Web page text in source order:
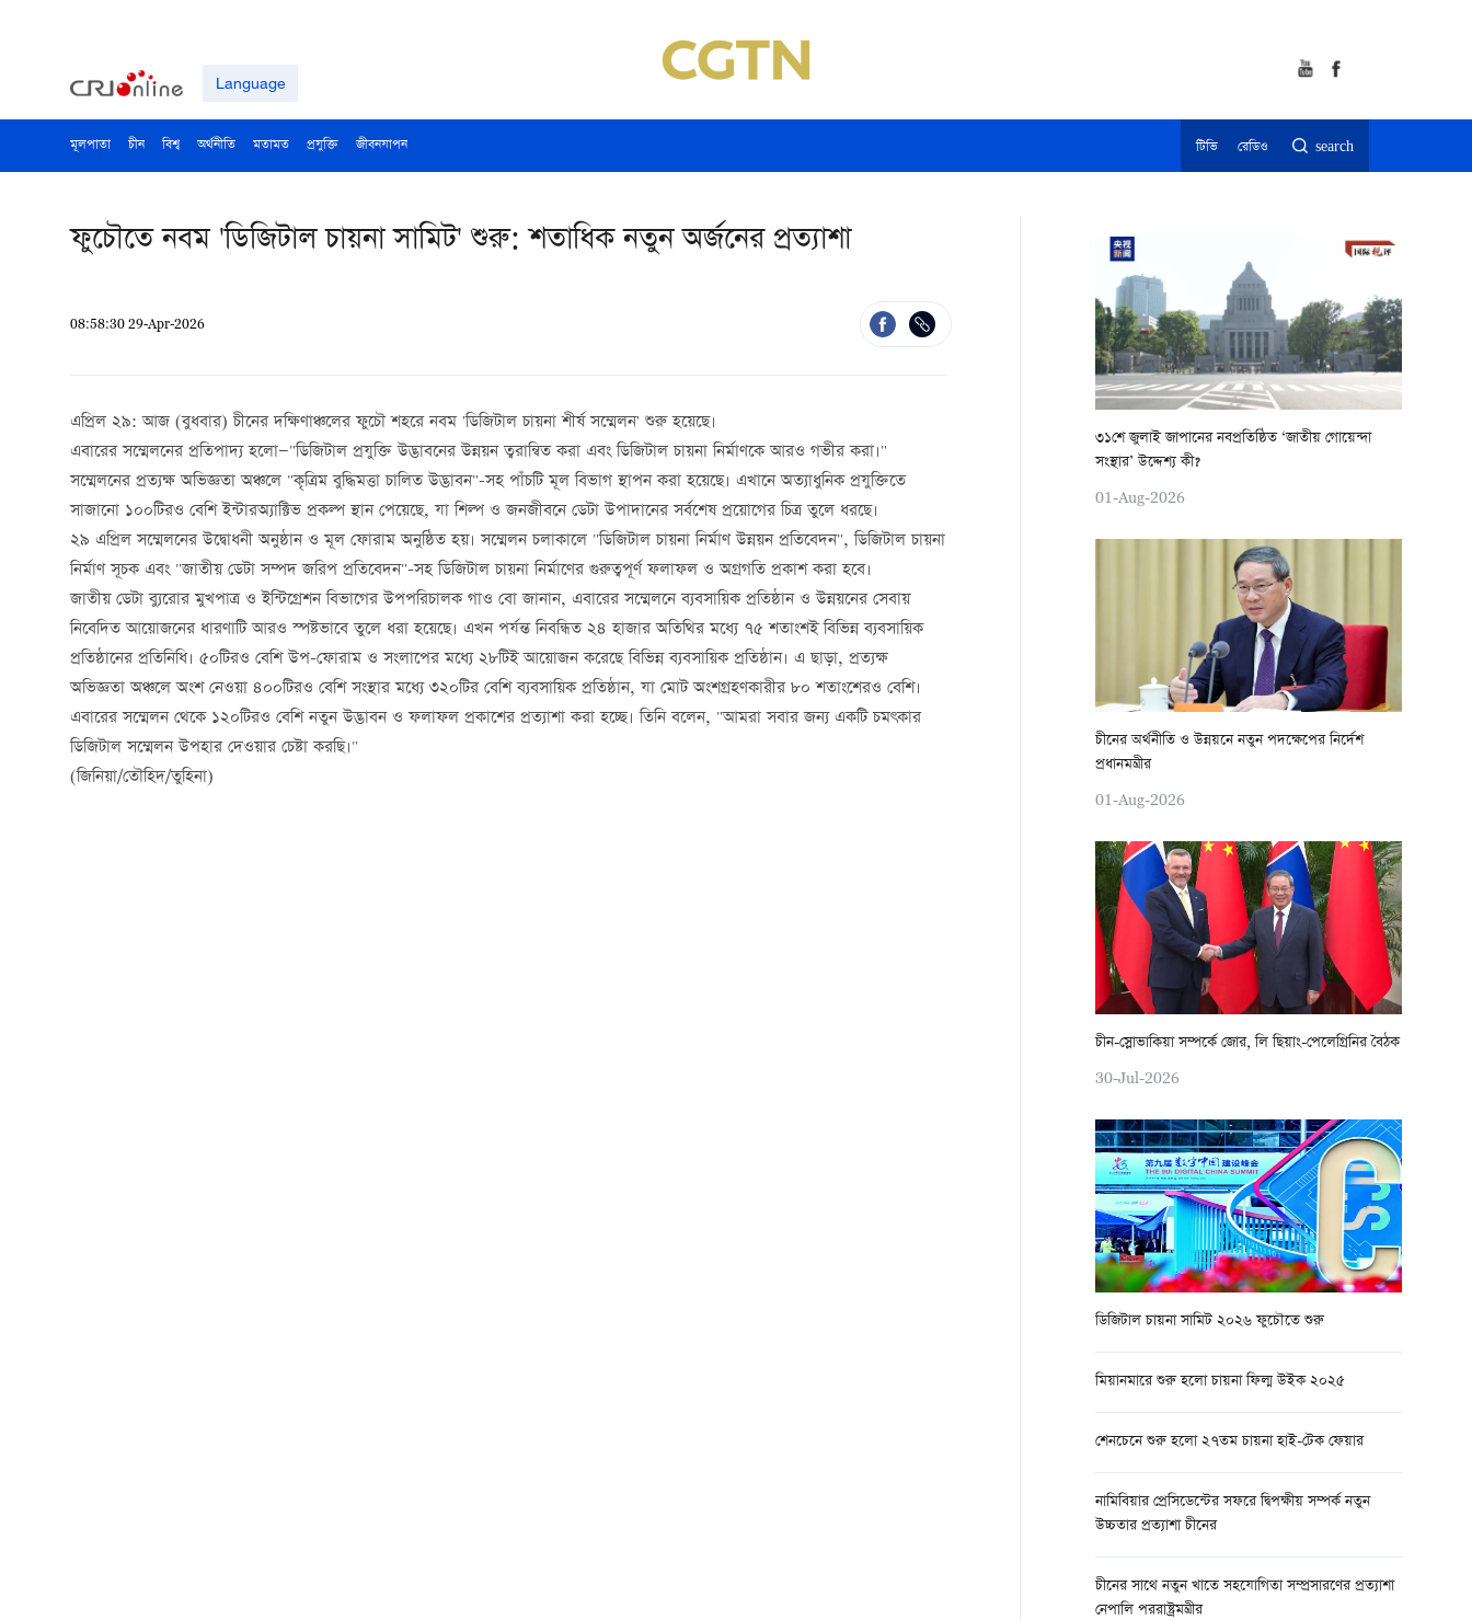
Language
মূলপাতা চীন বিশ্ব অর্থনীতি মতামত প্রযুক্তি জীবনযাপন টিভি রেডিও search
ফুচৌতে নবম 'ডিজিটাল চায়না সামিট' শুরু: শতাধিক নতুন অর্জনের প্রত্যাশা
08:58:30 29-Apr-2026
এপ্রিল ২৯: আজ (বুধবার) চীনের দক্ষিণাঞ্চলের ফুচৌ শহরে নবম 'ডিজিটাল চায়না শীর্ষ সম্মেলন' শুরু হয়েছে।
এবারের সম্মেলনের প্রতিপাদ্য হলো—"ডিজিটাল প্রযুক্তি উদ্ভাবনের উন্নয়ন ত্বরান্বিত করা এবং ডিজিটাল চায়না নির্মাণকে আরও গভীর করা।"
সম্মেলনের প্রত্যক্ষ অভিজ্ঞতা অঞ্চলে "কৃত্রিম বুদ্ধিমত্তা চালিত উদ্ভাবন"-সহ পাঁচটি মূল বিভাগ স্থাপন করা হয়েছে। এখানে অত্যাধুনিক প্রযুক্তিতে
সাজানো ১০০টিরও বেশি ইন্টারঅ্যাক্টিভ প্রকল্প স্থান পেয়েছে, যা শিল্প ও জনজীবনে ডেটা উপাদানের সর্বশেষ প্রয়োগের চিত্র তুলে ধরছে।
২৯ এপ্রিল সম্মেলনের উদ্বোধনী অনুষ্ঠান ও মূল ফোরাম অনুষ্ঠিত হয়। সম্মেলন চলাকালে "ডিজিটাল চায়না নির্মাণ উন্নয়ন প্রতিবেদন", ডিজিটাল চায়না
নির্মাণ সূচক এবং "জাতীয় ডেটা সম্পদ জরিপ প্রতিবেদন"-সহ ডিজিটাল চায়না নির্মাণের গুরুত্বপূর্ণ ফলাফল ও অগ্রগতি প্রকাশ করা হবে।
জাতীয় ডেটা ব্যুরোর মুখপাত্র ও ইন্টিগ্রেশন বিভাগের উপপরিচালক গাও বো জানান, এবারের সম্মেলনে ব্যবসায়িক প্রতিষ্ঠান ও উন্নয়নের সেবায়
নিবেদিত আয়োজনের ধারণাটি আরও স্পষ্টভাবে তুলে ধরা হয়েছে। এখন পর্যন্ত নিবন্ধিত ২৪ হাজার অতিথির মধ্যে ৭৫ শতাংশই বিভিন্ন ব্যবসায়িক
প্রতিষ্ঠানের প্রতিনিধি। ৫০টিরও বেশি উপ-ফোরাম ও সংলাপের মধ্যে ২৮টিই আয়োজন করেছে বিভিন্ন ব্যবসায়িক প্রতিষ্ঠান। এ ছাড়া, প্রত্যক্ষ
অভিজ্ঞতা অঞ্চলে অংশ নেওয়া ৪০০টিরও বেশি সংস্থার মধ্যে ৩২০টির বেশি ব্যবসায়িক প্রতিষ্ঠান, যা মোট অংশগ্রহণকারীর ৮০ শতাংশেরও বেশি।
এবারের সম্মেলন থেকে ১২০টিরও বেশি নতুন উদ্ভাবন ও ফলাফল প্রকাশের প্রত্যাশা করা হচ্ছে। তিনি বলেন, "আমরা সবার জন্য একটি চমৎকার
ডিজিটাল সম্মেলন উপহার দেওয়ার চেষ্টা করছি।"
(জিনিয়া/তৌহিদ/তুহিনা)
৩১শে জুলাই জাপানের নবপ্রতিষ্ঠিত ‘জাতীয় গোয়েন্দা
সংস্থার’ উদ্দেশ্য কী?
01-Aug-2026
চীনের অর্থনীতি ও উন্নয়নে নতুন পদক্ষেপের নির্দেশ
প্রধানমন্ত্রীর
01-Aug-2026
চীন-স্লোভাকিয়া সম্পর্কে জোর, লি ছিয়াং-পেলেগ্রিনির বৈঠক
30-Jul-2026
ডিজিটাল চায়না সামিট ২০২৬ ফুচৌতে শুরু
মিয়ানমারে শুরু হলো চায়না ফিল্ম উইক ২০২৫
শেনচেনে শুরু হলো ২৭তম চায়না হাই-টেক ফেয়ার
নামিবিয়ার প্রেসিডেন্টের সফরে দ্বিপক্ষীয় সম্পর্ক নতুন
উচ্চতার প্রত্যাশা চীনের
চীনের সাথে নতুন খাতে সহযোগিতা সম্প্রসারণের প্রত্যাশা
নেপালি পররাষ্ট্রমন্ত্রীর